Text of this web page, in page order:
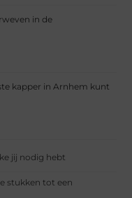
in de
kapper in Arnhem kunt
jij nodig hebt
stukken tot een